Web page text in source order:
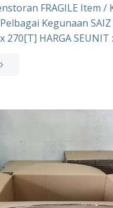
FRAGILE Item /
Kegunaan
270[T] HARGA SEUNIT